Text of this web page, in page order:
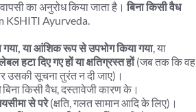
का अनुरोध किया जाता है। बिना किसी वैध
KSHITI Ayurveda.
गया, या आंशिक रूप से उपभोग किया गया, या
हटा दिए गए हों या क्षतिग्रस्त हों (जब तक कि वह
उसकी सूचना तुरंत न दी जाए)।
बिना किसी वैध, दस्तावेजी कारण के।
से परे (क्षति, गलत सामान आदि के लिए)।